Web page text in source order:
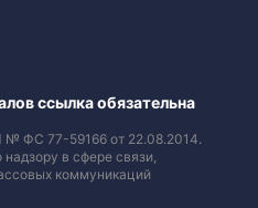
ссылка обязательна
№ ФС 77-59166 от 22.08.2014.
в сфере связи,
коммуникаций